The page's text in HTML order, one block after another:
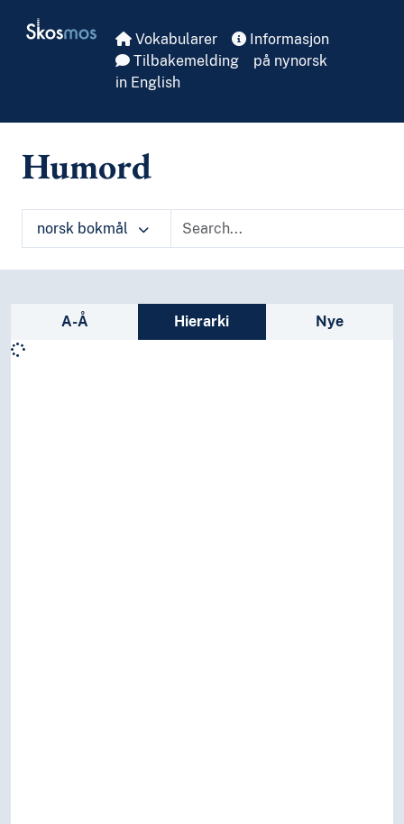
Skosmos Vokabularer
Informasjon
Tilbakemelding
på nynorsk
in English
Humord
norsk bokmål
Sidefelt: navigér i vokabularet på ulike
A-Å Hierarki Nye